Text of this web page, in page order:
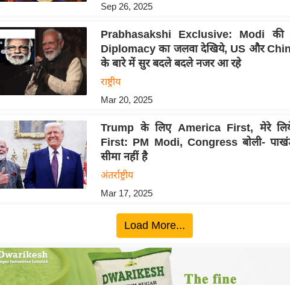
Sep 26, 2025
Prabhasakshi Exclusive: Modi की
Diplomacy का जलवा देखिये, US और
के बारे में सुर बदले बदले नजर आ रहे
राष्ट्रीय
Mar 20, 2025
Trump के लिए America First, मेरे
First: PM Modi, Congress बोली-
सीमा नहीं है
अंतर्राष्ट्रीय
Mar 17, 2025
Load More...